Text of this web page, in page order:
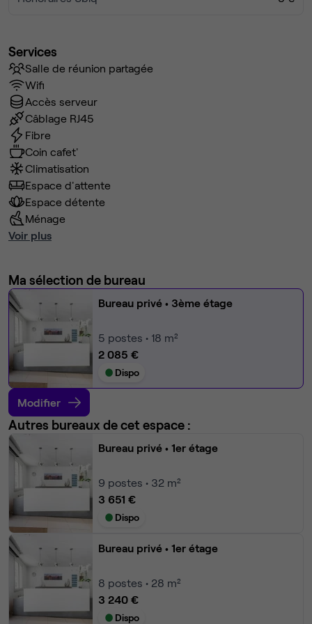
Services
Salle de réunion partagée
Wifi
Accès serveur
Câblage RJ45
Fibre
Coin cafet'
Climatisation
Espace d'attente
Espace détente
Ménage
Voir plus
Ma sélection de bureau
Bureau privé • 3ème étage
5 postes • 18 m²
2 085 €
Dispo
Modifier
Autres bureaux de cet espace :
Bureau privé • 1er étage
9 postes • 32 m²
3 651 €
Dispo
Bureau privé • 1er étage
8 postes • 28 m²
3 240 €
Dispo